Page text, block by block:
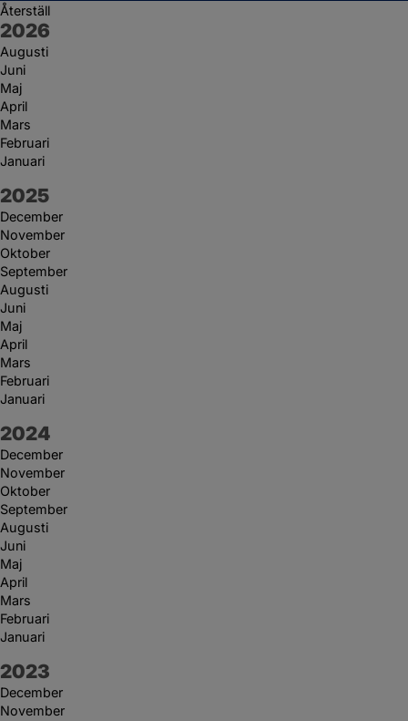
Återställ
År:
2026
Augusti
Juni
Maj
April
Mars
Februari
Januari
År:
2025
December
November
Oktober
September
Augusti
Juni
Maj
April
Mars
Februari
Januari
År:
2024
December
November
Oktober
September
Augusti
Juni
Maj
April
Mars
Februari
Januari
År:
2023
December
November